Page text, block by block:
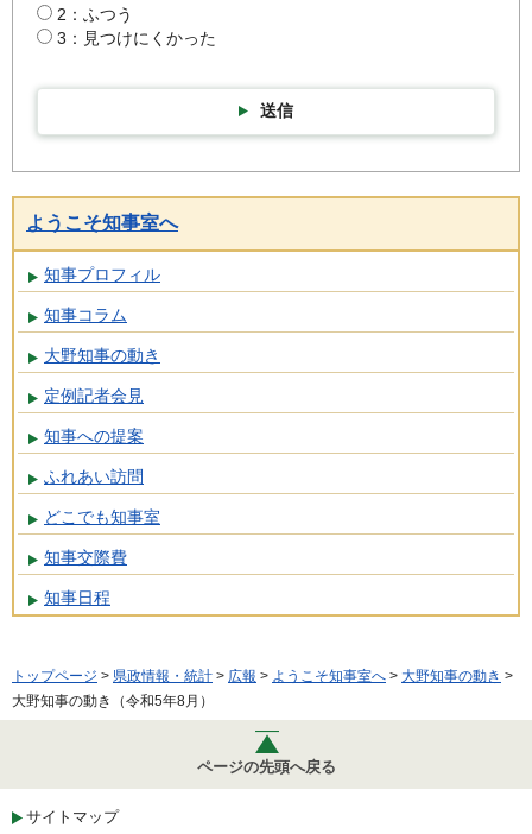
2：ふつう
3：見つけにくかった
送信
ようこそ知事室へ
知事プロフィル
知事コラム
大野知事の動き
定例記者会見
知事への提案
ふれあい訪問
どこでも知事室
知事交際費
知事日程
トップページ > 県政情報・統計 > 広報 > ようこそ知事室へ > 大野知事の動き >
大野知事の動き（令和5年8月）
ページの先頭へ戻る
サイトマップ